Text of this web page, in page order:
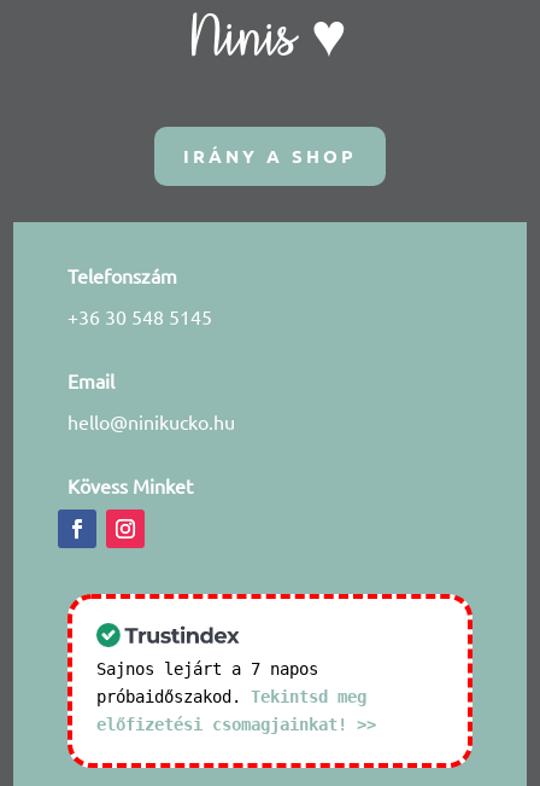
Ninis ♥
IRÁNY A SHOP
Telefonszám
+36 30 548 5145
Email
hello@ninikucko.hu
Kövess Minket
Sajnos lejárt a 7 napos
próbaidőszakod. Tekintsd meg
előfizetési csomagjainkat! >>